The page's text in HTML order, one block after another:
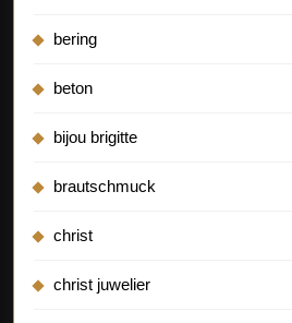
bering
beton
bijou brigitte
brautschmuck
christ
christ juwelier